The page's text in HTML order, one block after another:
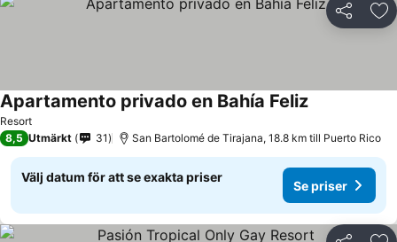
Dela
Resort
Apartamento privado en Bahía Feliz
8,5 Utmärkt 31 San Bartolomé de Tirajana, 18.8 km till Puerto Rico
Välj datum för att se exakta priser
Se priser